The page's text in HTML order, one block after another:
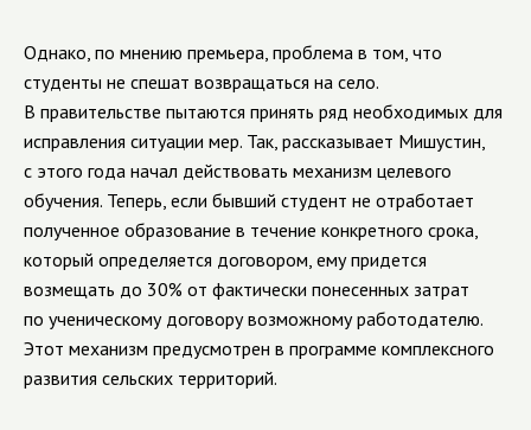
Однако, по мнению премьера, проблема в том, что
студенты не спешат возвращаться на село.
В правительстве пытаются принять ряд необходимых для
исправления ситуации мер. Так, рассказывает Мишустин,
с этого года начал действовать механизм целевого
обучения. Теперь, если бывший студент не отработает
полученное образование в течение конкретного срока,
который определяется договором, ему придется
возмещать до 30% от фактически понесенных затрат
по ученическому договору возможному работодателю.
Этот механизм предусмотрен в программе комплексного
развития сельских территорий.